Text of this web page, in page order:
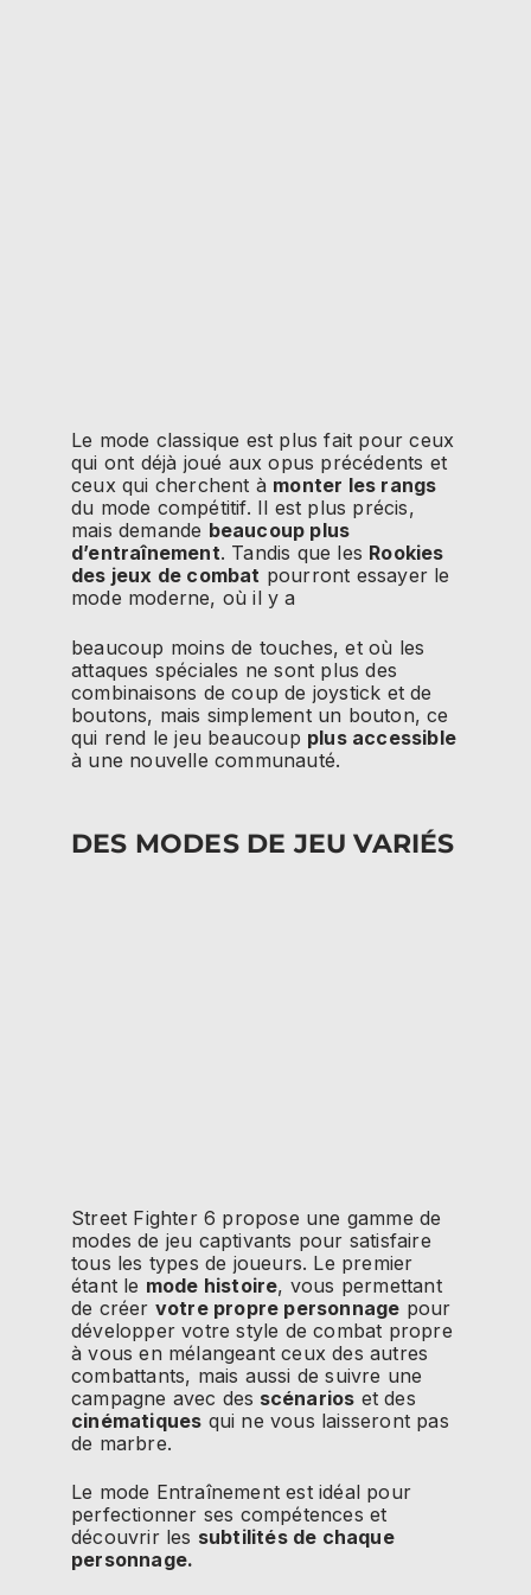
Le mode classique est plus fait pour ceux
qui ont déjà joué aux opus précédents et
ceux qui cherchent à monter les rangs
du mode compétitif. Il est plus précis,
mais demande beaucoup plus
d’entraînement. Tandis que les Rookies
des jeux de combat pourront essayer le
mode moderne, où il y a
beaucoup moins de touches, et où les
attaques spéciales ne sont plus des
combinaisons de coup de joystick et de
boutons, mais simplement un bouton, ce
qui rend le jeu beaucoup plus accessible
à une nouvelle communauté.
DES MODES DE JEU VARIÉS
Street Fighter 6 propose une gamme de
modes de jeu captivants pour satisfaire
tous les types de joueurs. Le premier
étant le mode histoire, vous permettant
de créer votre propre personnage pour
développer votre style de combat propre
à vous en mélangeant ceux des autres
combattants, mais aussi de suivre une
campagne avec des scénarios et des
cinématiques qui ne vous laisseront pas
de marbre.
Le mode Entraînement est idéal pour
perfectionner ses compétences et
découvrir les subtilités de chaque
personnage.